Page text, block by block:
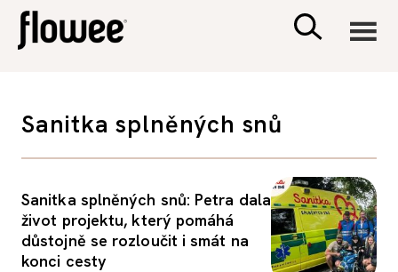
PSYCHOLOGIE
Sanitka splněných snů
Sanitka splněných snů: Petra dala
život projektu, který pomáhá
důstojně se rozloučit i smát na
konci cesty